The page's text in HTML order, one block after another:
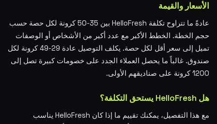
الأسعار والقيمة
عادةً ما تتراوح تكلفة HelloFresh بين 35-50 كرونة لكل حصة حسب
حجم الخطة. الخطط الأكبر مع عدد أكبر من الأشخاص أو الوصفات
تميل إلى سعر أقل لكل حصة. يكلف التوصيل عادة 29-49 كرونة لكل
صندوق. غالباً ما يحصل العملاء الجدد على خصومات كبيرة تصل إلى
1200 كرونة على صناديقهم الأولى.
هل HelloFresh يستحق التكلفة؟
مع هذا التفصيل، يمكنك تقييم ما إذا كان HelloFresh يناسب